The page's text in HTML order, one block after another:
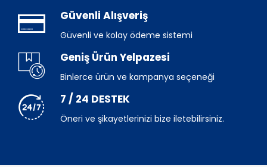
Güvenli Alışveriş
Güvenli ve kolay ödeme sistemi
Geniş Ürün Yelpazesi
Binlerce ürün ve kampanya seçeneği
7 / 24 DESTEK
Öneri ve şikayetlerinizi bize iletebilirsiniz.